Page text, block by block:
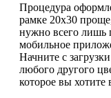
Процедура
рамке 20х30
нужно всего лишь
мобильное
Начните с
любого другого
которое вы хотите